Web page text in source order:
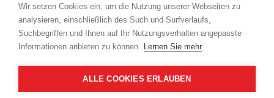
Wir setzen Cookies ein, um die Nutzung unserer Webseiten zu
analysieren, einschließlich des Such und Surfverlaufs,
Suchbegriffen und Ihnen auf Ihr Nutzungsverhalten angepasste
Informationen anbieten zu können. Lernen Sie mehr
ALLE COOKIES ERLAUBEN
ca. 1958
Grundstück
Wohnfläche
192 m²
Weiteres
3 Einheiten, 2 Geschosse, ausgebautes
Alle Angaben ohne Gewähr.